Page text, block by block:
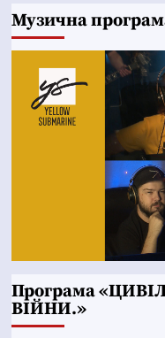
Музична
Програма
ВІЙНИ.»